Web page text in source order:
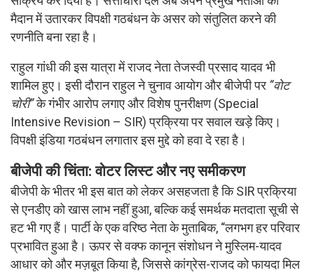
मैदान में उतारकर विपक्षी गठबंधन के असर को संतुलित करने की
रणनीति बना रहा है।
राहुल गांधी की इस यात्रा में राजद नेता तेजस्वी प्रसाद यादव भी
शामिल हुए। इसी दौरान राहुल ने चुनाव आयोग और बीजेपी पर “वोट
चोरी”के गंभीर आरोप लगाए और विशेष पुनरीक्षण (Special
Intensive Revision – SIR) प्रक्रिया पर सवाल खड़े किए।
विपक्षी इंडिया गठबंधन लगातार इस मुद्दे को हवा दे रहा है।
बीजेपी की चिंता: वोटर लिस्ट और नए समीकरण
बीजेपी के भीतर भी इस बात को लेकर असहजता है कि SIR प्रक्रिया
से एनडीए को खास लाभ नहीं हुआ, बल्कि कई समर्थक मतदाता सूची से
हट भी गए हैं। पार्टी के एक वरिष्ठ नेता के मुताबिक, “लगभग हर परिवार
प्रभावित हुआ है। ऊपर से वक्फ कानून संशोधन ने मुस्लिम-यादव
आधार को और मज़बूत किया है, जिससे कांग्रेस-राजद को फायदा मिल